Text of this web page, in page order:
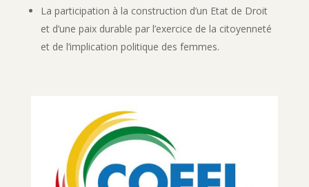
La participation à la construction d’un Etat de Droit
et d’une paix durable par l’exercice de la citoyenneté
et de l’implication politique des femmes.